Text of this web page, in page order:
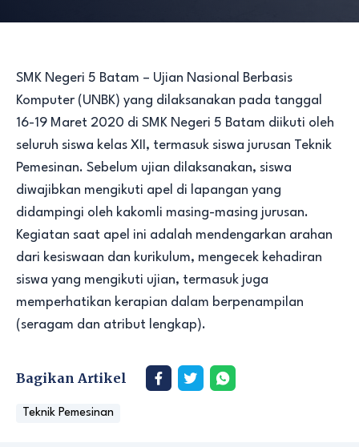
SMK Negeri 5 Batam – Ujian Nasional Berbasis
Komputer (UNBK) yang dilaksanakan pada tanggal
16-19 Maret 2020 di SMK Negeri 5 Batam diikuti oleh
seluruh siswa kelas XII, termasuk siswa jurusan Teknik
Pemesinan. Sebelum ujian dilaksanakan, siswa
diwajibkan mengikuti apel di lapangan yang
didampingi oleh kakomli masing-masing jurusan.
Kegiatan saat apel ini adalah mendengarkan arahan
dari kesiswaan dan kurikulum, mengecek kehadiran
siswa yang mengikuti ujian, termasuk juga
memperhatikan kerapian dalam berpenampilan
(seragam dan atribut lengkap).
Bagikan Artikel
Teknik Pemesinan